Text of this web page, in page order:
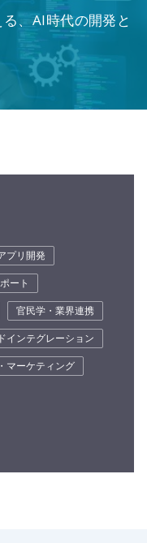
、AI時代の開発と
プリ開発
ート
官民学・業界連携
インテグレーション
マーケティング